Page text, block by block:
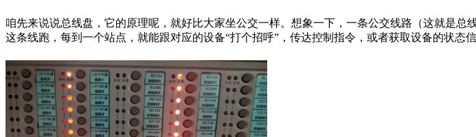
咱先来说说总线盘，它的原理呢，就好比大家坐公交一样。想象一下，一条公交线路（这就是
这条线跑，每到一个站点，就能跟对应的设备“打个招呼”，传达控制指令，或者获取设备的状态信